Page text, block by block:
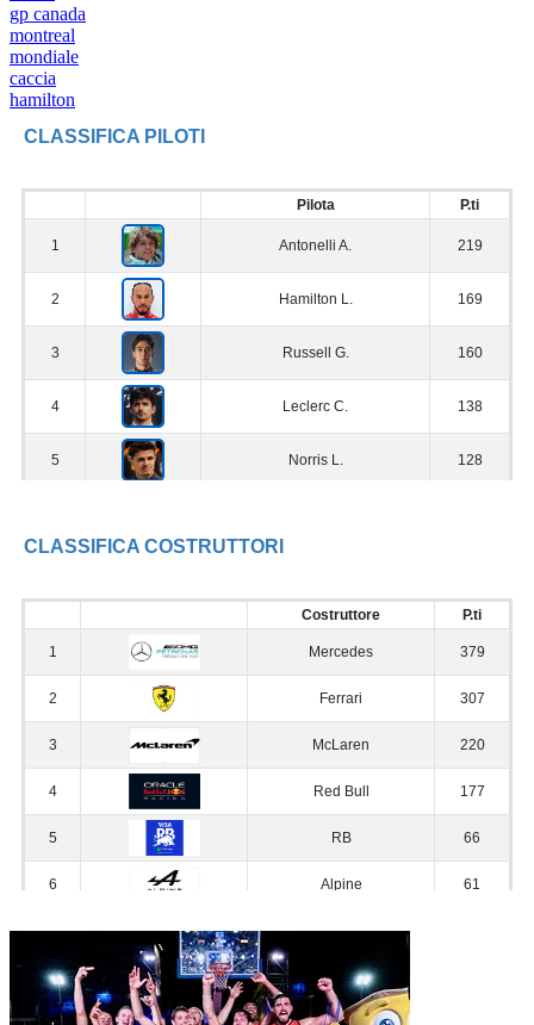
gp canada
montreal
mondiale
caccia
hamilton